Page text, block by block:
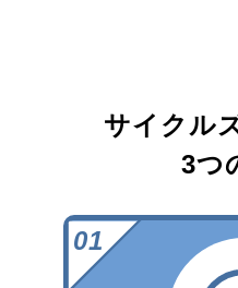
サイクル
3つ